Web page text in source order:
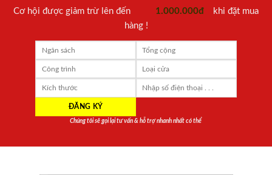
Cơ hội được giảm trừ lên đến 1.000.000đ
khi đặt mua
hàng !
Chúng tôi sẽ gọi lại tư vấn & hỗ trợ nhanh nhất có thể